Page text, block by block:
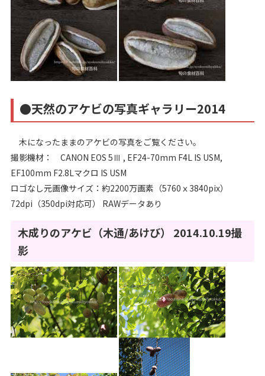
●天然のアケビの写真ギャラリー2014
木になったままのアケビの写真をご覧ください。
撮影機材： CANON EOS 5Ⅲ , EF24-70mm F4L IS USM,
EF100mm F2.8Lマクロ IS USM
ロゴなし元画像サイズ：約2200万画素（5760ｘ3840pix）
72dpi（350dpi対応可） RAWデータあり
木成りのアケビ（木通/あけび） 2014.10.19撮
影